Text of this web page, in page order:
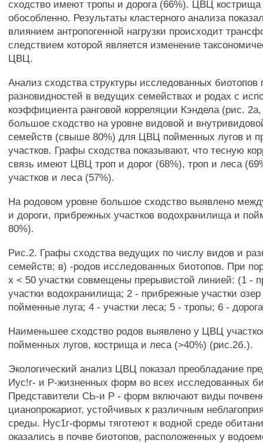
сходство имеют тропы и дорога (66%). ЦВЦ кострища
обособленно. Результаты кластерного анализа
влиянием антропогенной нагрузки происходит
следствием которой является изменение
ЦВЦ.
Анализ сходства структуры исследованных
разновидностей в ведущих семействах и родах с
коэффициента ранговой корреляции Кэндела (рис.
большое сходство на уровне видовой и
семейств (свыше 80%) для ЦВЦ пойменных лугов и
участков. Графы сходства показывают, что тесную
связь имеют ЦВЦ троп и дорог (68%), троп и леса
участков и леса (57%).
На родовом уровне большое сходство выявлено
и дороги, прибрежных участков водохранилища и
80%).
Рис.2. Графы сходства ведущих по числу видов и
семейств; в) -родов исследованных биотопов. При
х < 50 участки совмещены прерывистой линией: (1 -
участки водохранилища; 2 - прибрежные участки
пойменные луга; 4 - участки леса; 5 - тропы; 6 -
Наименьшее сходство родов выявлено у ЦВЦ
пойменных лугов, кострища и леса (>40%) (рис.2б.).
Экологический анализ ЦВЦ показал преобладание
Иус!г- и Р-жизненных форм во всех исследованных
Представители СЬ-и Р - форм включают виды
цианопрокариот, устойчивых к различным
среды. Нус1г-формы тяготеют к водной среде
оказались в почве биотопов, расположенных у